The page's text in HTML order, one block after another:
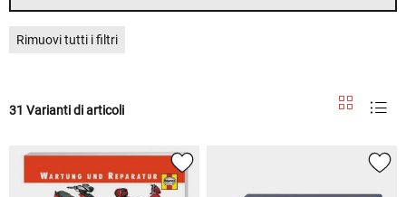
Rimuovi tutti i filtri
31 Varianti di articoli